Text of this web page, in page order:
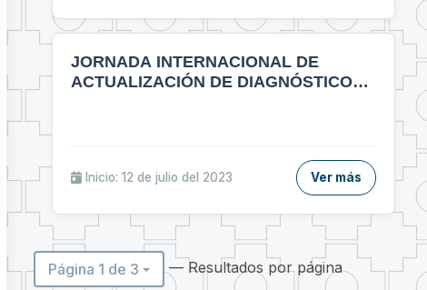
JORNADA INTERNACIONAL DE
ACTUALIZACIÓN DE DIAGNÓSTICO
Inicio: 12 de julio del 2023 Ver más
Página 1 de 3 — Resultados por página